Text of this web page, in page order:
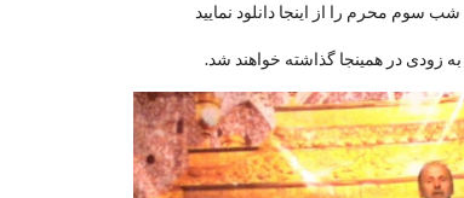
سوم محرم را از اینجا دانلود نمایید
زودی در همینجا گذاشته خواهند شد.